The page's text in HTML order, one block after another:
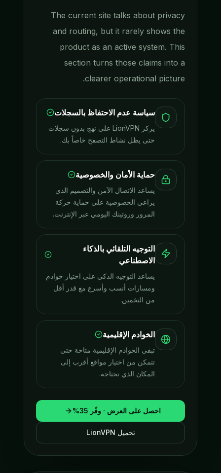
The current site talks about privacy
and routing, but it rarely shows the
product as an active system. This
section turns those claims into a
clearer operational picture.
سياسة عدم الاحتفاظ بالسجلات
يركز LionVPN على نهج بدون سجلات
حتى يظل نشاط التصفح خاصاً بك.
حماية الأمان والخصوصية
يساعد الاتصال الآمن والتصميم الذي
يراعي الخصوصية على حماية حركة
المرور وروتينك اليومي عبر الإنترنت.
التوجيه التلقائي بالذكاء
الاصطناعي
يساعد التوجيه الذكي على اختيار خوادم
ومسارات أنسب وأسرع مع قدر أقل
من التخمين.
الخوادم الإقليمية
تبقى الخوادم الإقليمية متاحة حتى
تتمكن من اختيار مواقع أقرب إلى
المكان الذي تحتاجه.
احصل على العرض · وفّر 35%
تحميل LionVPN